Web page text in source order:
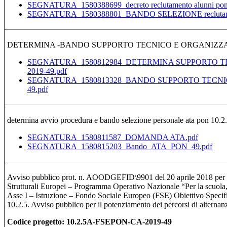
SEGNATURA_1580388699_decreto reclutamento alunni
SEGNATURA_1580388801_BANDO SELEZIONE
DETERMINA -BANDO SUPPORTO TECNICO E
SEGNATURA_1580812984_DETERMINA SUPPORTO
2019-49.pdf
SEGNATURA_1580813328_BANDO SUPPORTO
49.pdf
determina avvio procedura e bando selezione personale ata pon
SEGNATURA_1580811587_DOMANDA ATA.pdf
SEGNATURA_1580815203_Bando_ATA_PON_49.pdf
Avviso pubblico prot. n. AOODGEFID\9901 del 20 aprile 2018
Strutturali Europei – Programma Operativo Nazionale “Per la
Asse I – Istruzione – Fondo Sociale Europeo (FSE) Obiettivo
10.2.5. Avviso pubblico per il potenziamento dei percorsi di
Codice progetto: 10.2.5A-FSEPON-CA-2019-49